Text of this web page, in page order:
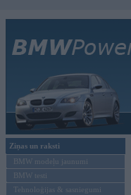
Ziņas un raksti
BMW modeļu jaunumi
BMW testi
Tehnoloģijas & sasniegumi